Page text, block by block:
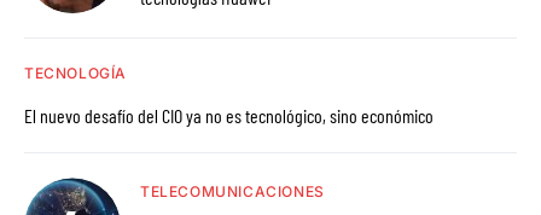
TECNOLOGÍA
El nuevo desafío del CIO ya no es tecnológico, sino económico
TELECOMUNICACIONES